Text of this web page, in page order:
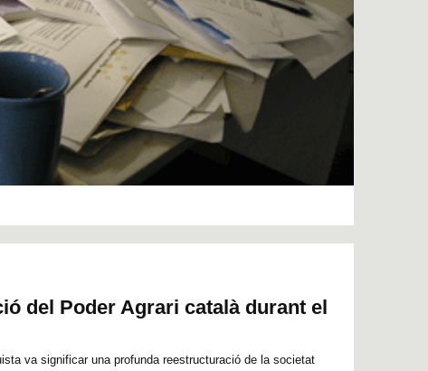
del Poder Agrari català durant el
va significar una profunda reestructuració de la societat